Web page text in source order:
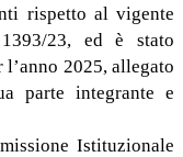
rispetto al vigente
23, ed è stato
2025, allegato
parte integrante e
Istituzionale